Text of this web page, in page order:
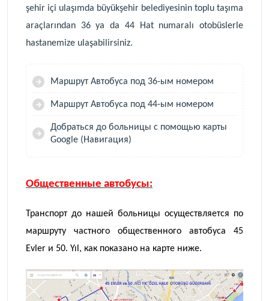
şehir içi ulaşımda büyükşehir belediyesinin toplu taşıma
araçlarından 36 ya da 44 Hat numaralı otobüslerle
hastanemize ulaşabilirsiniz.
Маршрут Автобуса под 36-ым номером
Маршрут Автобуса под 44-ым номером
Добраться до больницы с помощью карты
Google (Навигация)
Общественные автобусы:
Транспорт до нашей больницы осуществляется по
маршруту частного общественного автобуса 45
Evler и 50. Yıl, как показано на карте ниже.